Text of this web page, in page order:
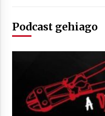
2021/07/
Hala
2021/07/
Podcast gehiago